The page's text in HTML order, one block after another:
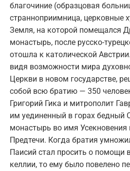
благочиние (образцовая
странноприимница, церковные
Земля, на которой помещался
монастырь, после русско-
отошла к католической
видя возможности мира
Церкви в новом государстве,
собой всю братию — 350
Григорий Гика и митрополит
им уединенный в горах бедный
монастырь во имя Усекновения
Предтечи. Когда братия
Паисий стал просить о помощи
келлии, то ему было повелено